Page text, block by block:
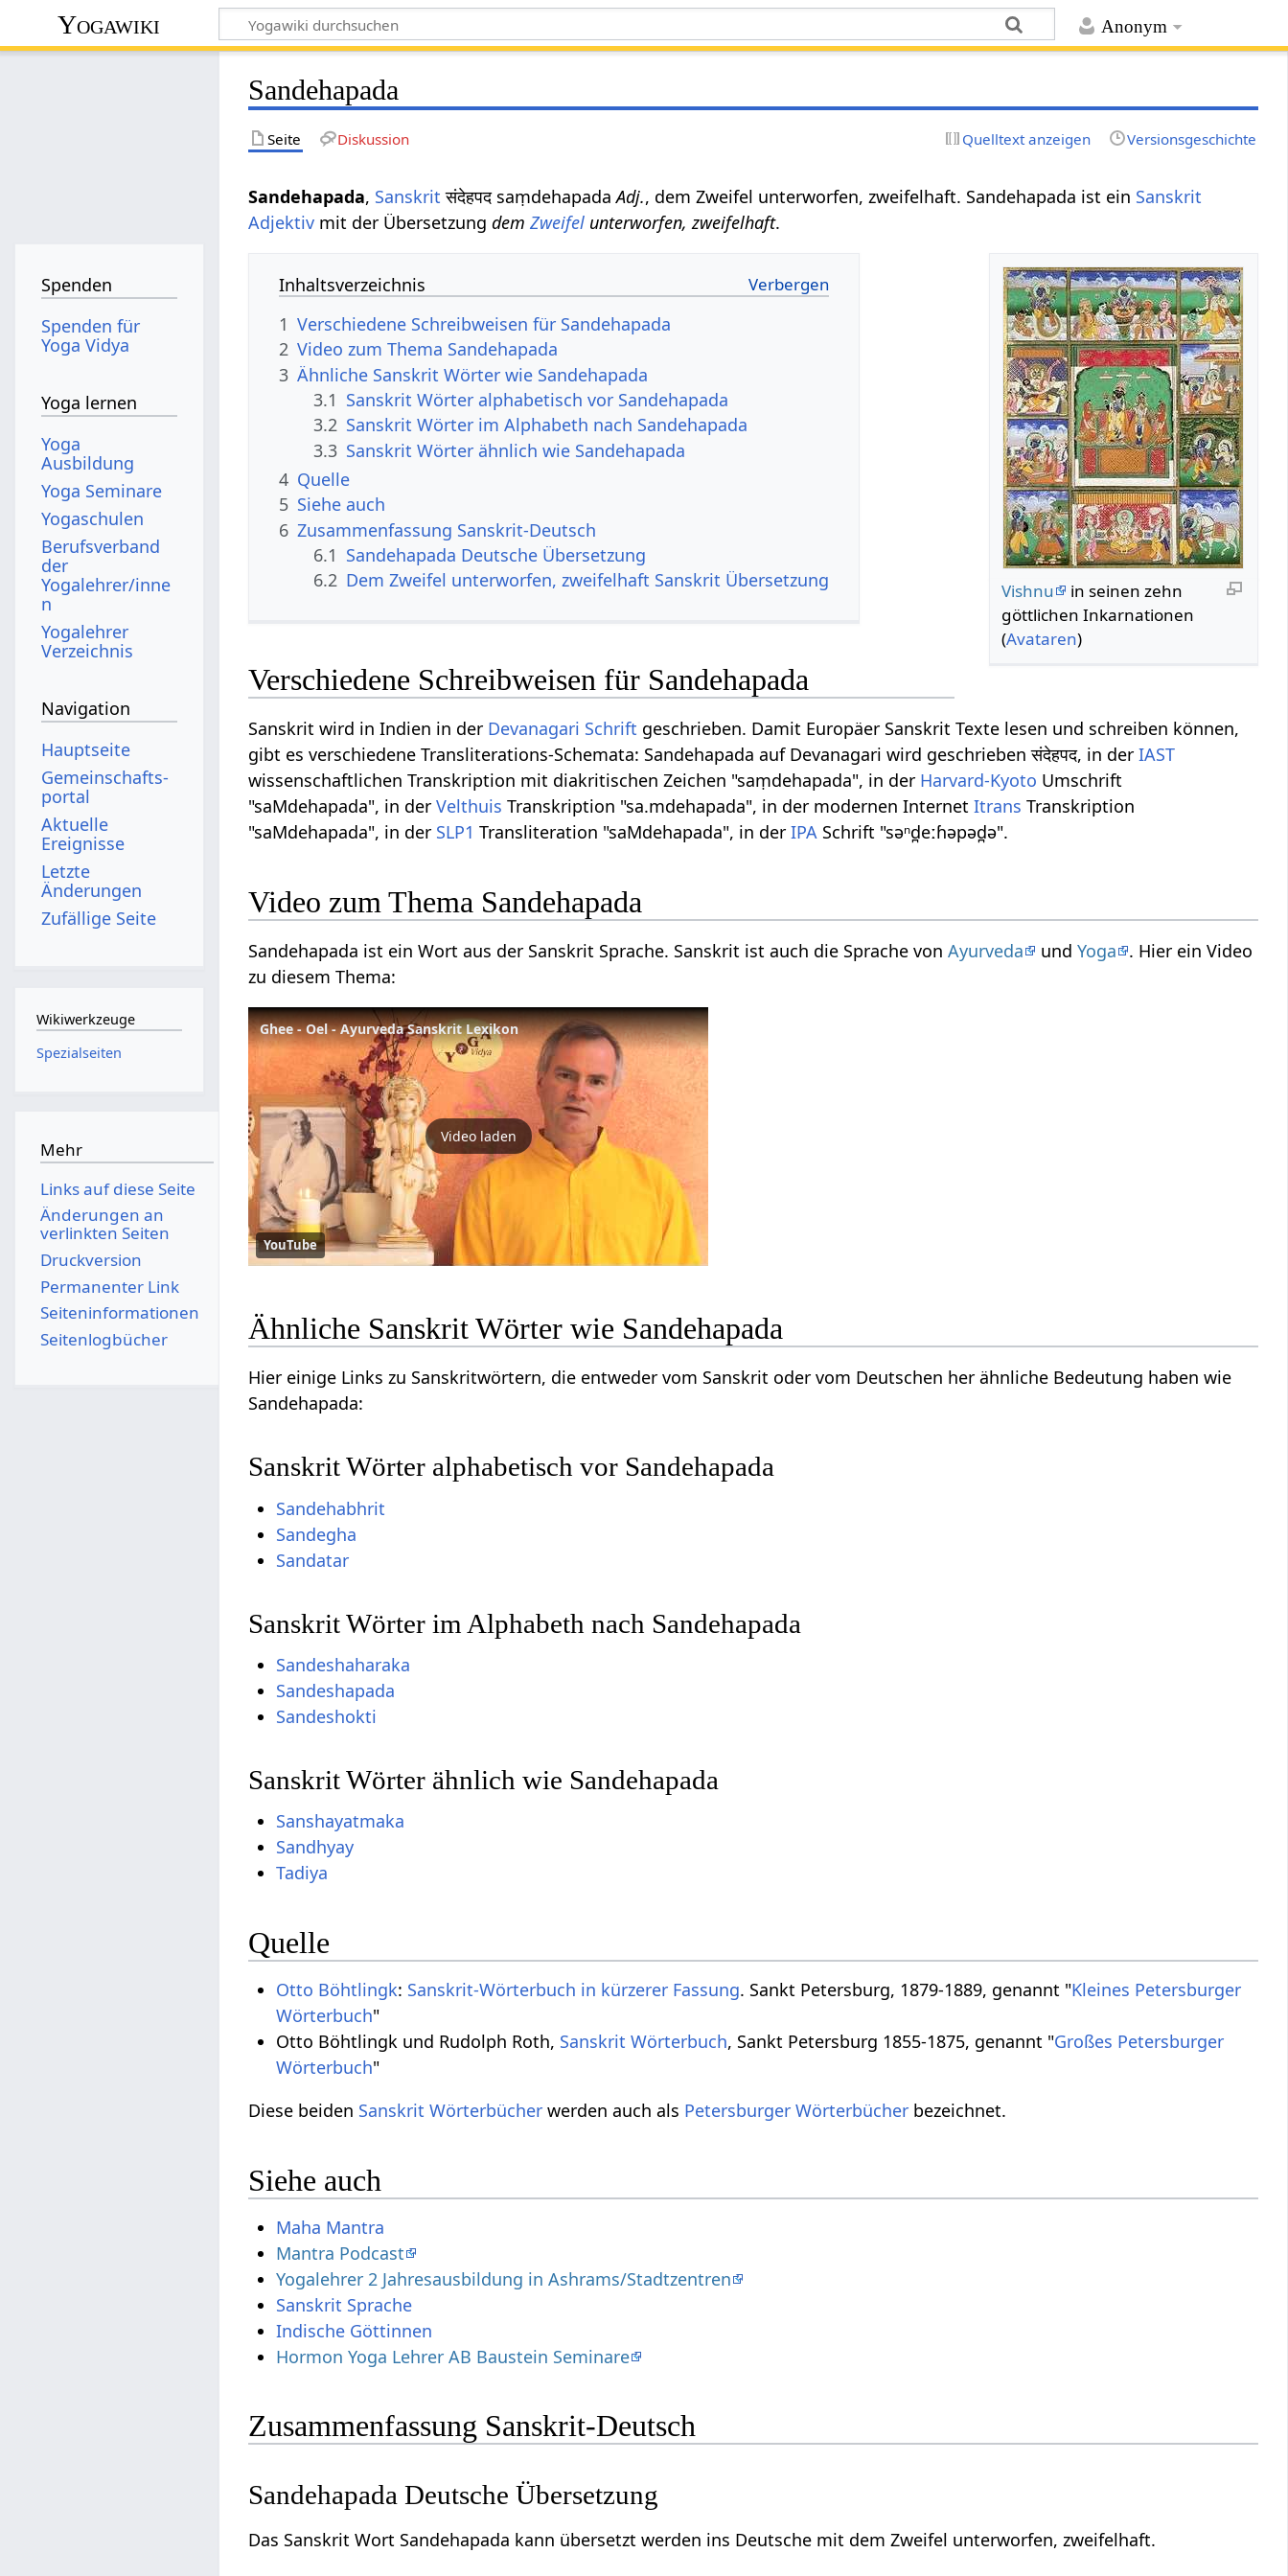
Anonym
Yogawiki
Sandehapada
Seite Diskussion Quelltext anzeigen Versionsgeschichte
Sandehapada, Sanskrit संदेहपद saṃdehapadaAdj., dem Zweifel unterworfen, zweifelhaft. Sandehapada ist ein Sanskrit
Adjektiv mit der ÜbersetzungdemZweifel unterworfen, zweifelhaft.
Vishnu
in seinen zehn
göttlichen Inkarnationen
(Avataren)
Inhaltsverzeichnis
1 Verschiedene Schreibweisen für Sandehapada
2 Video zum Thema Sandehapada
3 Ähnliche Sanskrit Wörter wie Sandehapada
3.1 Sanskrit Wörter alphabetisch vor Sandehapada
3.2 Sanskrit Wörter im Alphabeth nach Sandehapada
3.3 Sanskrit Wörter ähnlich wie Sandehapada
4 Quelle
5 Siehe auch
6 Zusammenfassung Sanskrit-Deutsch
6.1 Sandehapada Deutsche Übersetzung
6.2 Dem Zweifel unterworfen, zweifelhaft Sanskrit Übersetzung
Verschiedene Schreibweisen für Sandehapada
Sanskrit wird in Indien in der Devanagari Schrift geschrieben. Damit Europäer Sanskrit Texte lesen und schreiben können,
gibt es verschiedene Transliterations-Schemata: Sandehapada auf Devanagari wird geschrieben संदेहपद, in derIAST
wissenschaftlichen Transkription mit diakritischen Zeichen "saṃdehapada", in der Harvard-Kyoto Umschrift
"saMdehapada", in derVelthuis Transkription "sa.mdehapada", in der modernen InternetItrans Transkription
"saMdehapada", in der SLP1 Transliteration "saMdehapada", in derIPA Schrift "səⁿd̪eːɦəpəd̪ə".
Video zum Thema Sandehapada
Sandehapada ist ein Wort aus der Sanskrit Sprache. Sanskrit ist auch die Sprache vonAyurveda undYoga
. Hier ein Video
zu diesem Thema:
Ghee - Oel - Ayurveda Sanskrit Lexikon
Video laden
YouTube
Ähnliche Sanskrit Wörter wie Sandehapada
Hier einige Links zu Sanskritwörtern, die entweder vom Sanskrit oder vom Deutschen her ähnliche Bedeutung haben wie
Sandehapada:
Sanskrit Wörter alphabetisch vor Sandehapada
Sandehabhrit
Sandegha
Sandatar
Sanskrit Wörter im Alphabeth nach Sandehapada
Sandeshaharaka
Sandeshapada
Sandeshokti
Sanskrit Wörter ähnlich wie Sandehapada
Sanshayatmaka
Sandhyay
Tadiya
Quelle
Otto Böhtlingk: Sanskrit-Wörterbuch in kürzerer Fassung. Sankt Petersburg, 1879-1889, genannt "Kleines Petersburger
Wörterbuch"
Otto Böhtlingk und Rudolph Roth, Sanskrit Wörterbuch, Sankt Petersburg 1855-1875, genannt "Großes Petersburger
Wörterbuch"
Diese beiden Sanskrit Wörterbücher werden auch als Petersburger Wörterbücher bezeichnet.
Siehe auch
Maha Mantra
Mantra Podcast
Yogalehrer 2 Jahresausbildung in Ashrams/Stadtzentren
Sanskrit Sprache
Indische Göttinnen
Hormon Yoga Lehrer AB Baustein Seminare
Zusammenfassung Sanskrit-Deutsch
Sandehapada Deutsche Übersetzung
Das Sanskrit Wort Sandehapada kann übersetzt werden ins Deutsche mit dem Zweifel unterworfen, zweifelhaft.
Spenden
Spenden für
Yoga Vidya
Yoga lernen
Yoga
Ausbildung
Yoga Seminare
Yogaschulen
Berufsverband
der
Yogalehrer/inne
n
Yogalehrer
Verzeichnis
Navigation
Hauptseite
Gemeinschafts­
portal
Aktuelle
Ereignisse
Letzte
Änderungen
Zufällige Seite
Wikiwerkzeuge
Spezialseiten
Mehr
Links auf diese Seite
Änderungen an
verlinkten Seiten
Druckversion
Permanenter Link
Seiten­­informationen
Seitenlogbücher